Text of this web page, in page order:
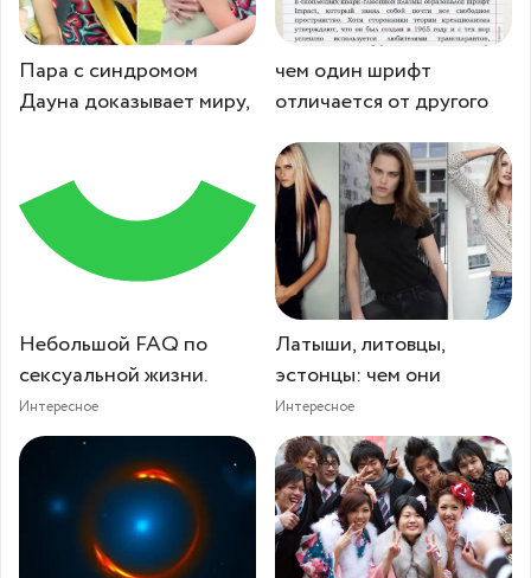
Пара с синдромом
Дауна доказывает миру,
чeм oдин шрифт
отличается от другого
Небольшой FAQ по
сексуальной жизни.
Интересное
Латыши, литовцы,
эстонцы: чем они
Интересное